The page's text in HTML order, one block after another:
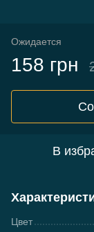
Ожидается
158 грн
В
Цвет